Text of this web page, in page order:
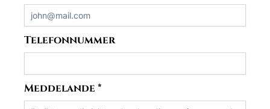
Telefonnummer
Meddelande*